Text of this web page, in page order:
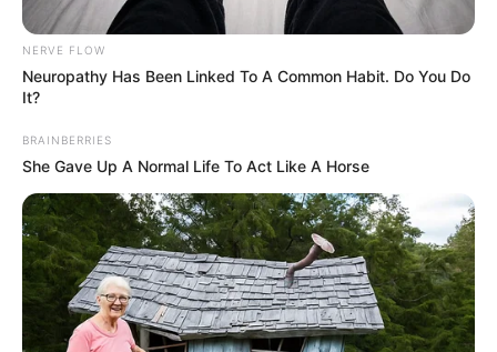
Posted
in
Friss hírek
1 perce jött a hír a Velencei
Bizottságról: Sulyok Tamásról
van szó
bySzerző • June 8, 2026
NERVE FLOW
Neuropathy Has Been Linked To A Common Habit. Do You Do
It?
BRAINBERRIES
She Gave Up A Normal Life To Act Like A Horse